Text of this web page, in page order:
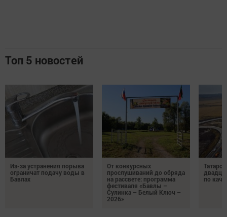
Топ 5 новостей
Из-за устранения порыва
ограничат подачу воды в
Бавлах
От конкурсных
прослушиваний до обряда
на рассвете: программа
фестиваля «Бавлы –
Сулинка – Белый Ключ –
2026»
по